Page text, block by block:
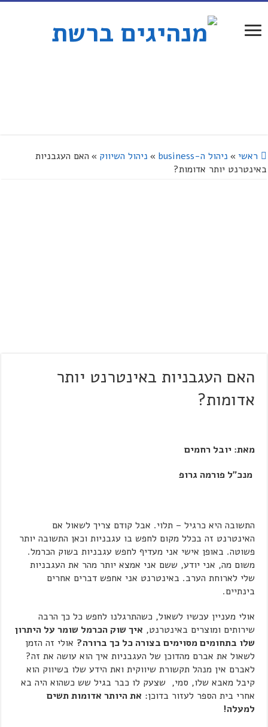
ראשי » ניהול ה-business » ניהול השיווק » האם העגבניות
באינטרנט יותר אדומות?
האם העגבניות באינטרנט יותר
אדומות?
מאת: יובל רחמים
מנכ"ל פורמה גרופ
התשובה היא כרגיל – תלוי. אבל קודם צריך לשאול אם
האינטרנט זה בכלל מקום לחפש בו עגבניות וכאן התשובה יותר
פשוטה. באופן אישי אני מעדיף לחפש עגבניות בשוק הכרמל.
משום מה, אני יודע, ששם אני אמצא יותר מהר את העגבניות
שלי לארוחת הערב. באינטרנט אני אחפש דברים אחרים
בינתיים.
אולי מעניין עכשיו לשאול, כשהתרגלנו לחפש כל כך הרבה
שירותים ומוצרים באינטרנט, איך שוק הכרמל שומר על היתרון
שלו בתחומים מסוימים בצורה כל כך ברורה? אולי זה הזמן
לשאול את אברם מהדוכן של העגבניות איך הוא עושה את זה?
לאברם אין מנהל תקשורת שיווקית ואת הידע שלו בשיווק הוא
קיבל מאבא שלו, סמי, שצעק לו כבר בגיל שש כשהוא היה בא
אחרי בית הספר לעזור בדוכן: את היותר אדומות תשים
למעלה!